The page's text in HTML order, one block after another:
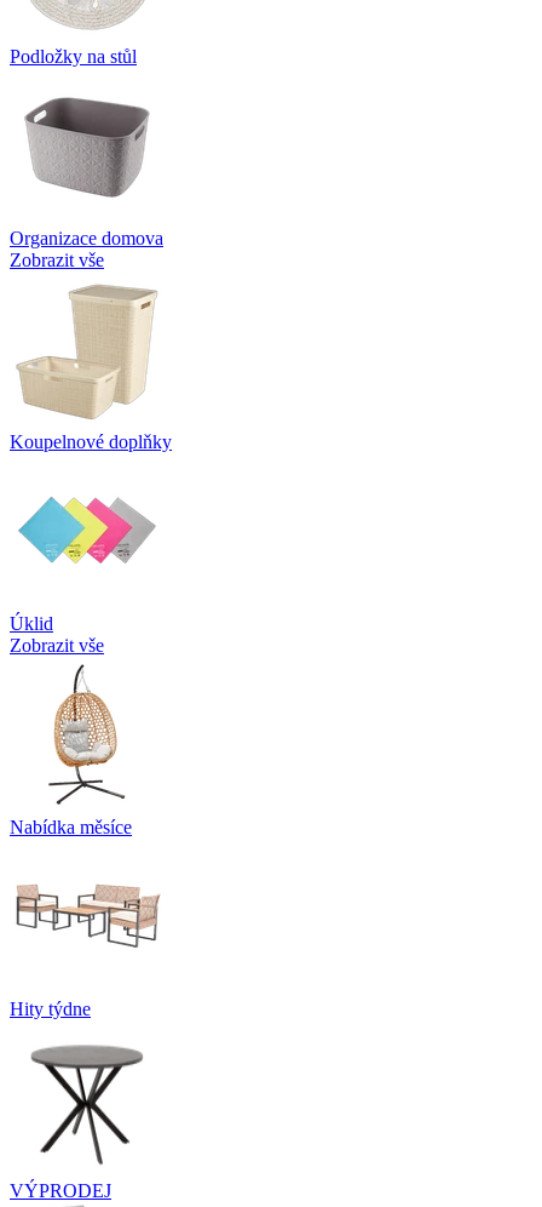
Podložky na stůl
Organizace domova
Zobrazit vše
Koupelnové doplňky
Úklid
Zobrazit vše
Nabídka měsíce
Hity týdne
VÝPRODEJ